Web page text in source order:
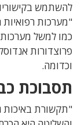
להשתמש
"מערכות
פרוצדורות
וכדומה.
תסבוכת
"תקשורת באיכות